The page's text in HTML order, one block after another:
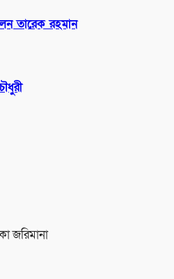
তারেক রহমান
জরিমানা